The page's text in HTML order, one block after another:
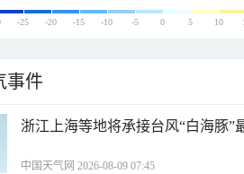
-25 -20 -15 -10 -5 0 5 10
事件
浙江上海等地将承接台风“白海豚”
中国天气网 2026-08-09 07:45